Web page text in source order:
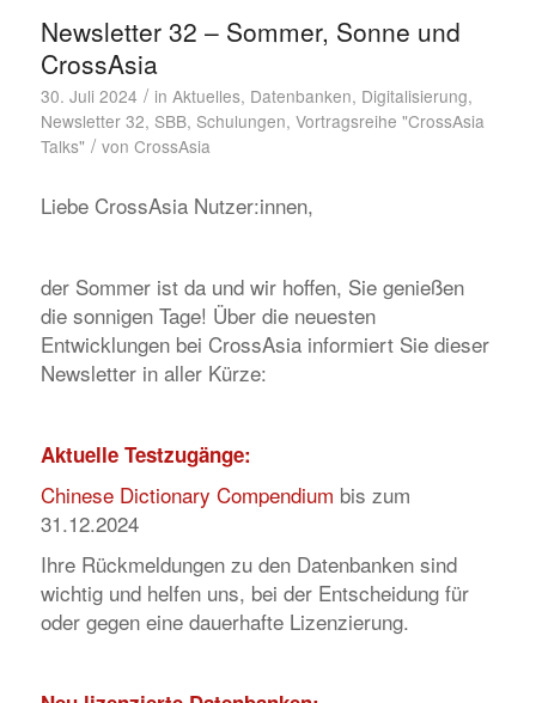
Newsletter 32 – Sommer, Sonne und
CrossAsia
30. Juli 2024 / in Aktuelles, Datenbanken, Digitalisierung,
Newsletter 32, SBB, Schulungen, Vortragsreihe "CrossAsia
Talks" / von CrossAsia
Liebe CrossAsia Nutzer:innen,
der Sommer ist da und wir hoffen, Sie genießen
die sonnigen Tage! Über die neuesten
Entwicklungen bei CrossAsia informiert Sie dieser
Newsletter in aller Kürze:
Aktuelle Testzugänge:
Chinese Dictionary Compendium bis zum
31.12.2024
Ihre Rückmeldungen zu den Datenbanken sind
wichtig und helfen uns, bei der Entscheidung für
oder gegen eine dauerhafte Lizenzierung.